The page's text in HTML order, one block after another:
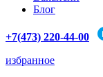
Блог
+7(473) 220-44-00
избранное